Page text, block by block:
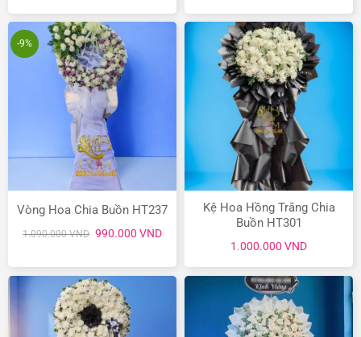
-9%
Vòng Hoa Chia Buồn HT237
1.090.000VND Giá
990.000 VNDGiá
990.000 VND.
Kệ Hoa Hồng Trắng Chia
Buồn HT301
1.000.000 VND